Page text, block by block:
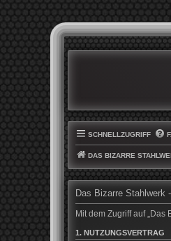
SCHNELLZUGRIFF
DAS BIZARRE
Das Bizarre Stahlwerk
Mit dem Zugriff auf
1. NUTZUNGSVERTRAG